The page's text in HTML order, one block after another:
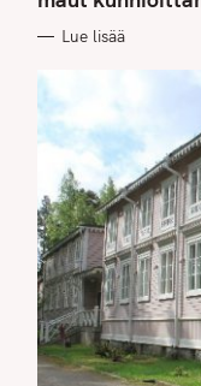
O
I
Lue lisää